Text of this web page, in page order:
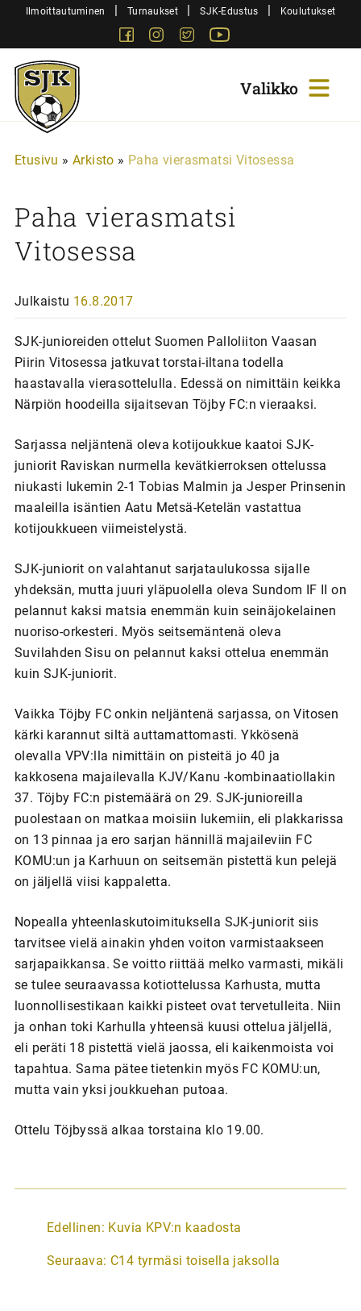
SiirryIlmoittautuminen | Turnaukset | SJK-Edustus | Koulutukset
FacebookInstagram
Twitter
Sjk-
Juniorit
Etusivu » Arkisto » Paha vierasmatsi Vitosessa
Paha vierasmatsi
Vitosessa
Julkaistu 16.8.2017
SJK-junioreiden ottelut Suomen Palloliiton Vaasan
Piirin Vitosessa jatkuvat torstai-iltana todella
haastavalla vierasottelulla. Edessä on nimittäin keikka
Närpiön hoodeilla sijaitsevan Töjby FC:n vieraaksi.
Sarjassa neljäntenä oleva kotijoukkue kaatoi SJK-
juniorit Raviskan nurmella kevätkierroksen ottelussa
niukasti lukemin 2-1 Tobias Malmin ja Jesper Prinsenin
maaleilla isäntien Aatu Metsä-Ketelän vastattua
kotijoukkueen viimeistelystä.
SJK-juniorit on valahtanut sarjataulukossa sijalle
yhdeksän, mutta juuri yläpuolella oleva Sundom IF II on
pelannut kaksi matsia enemmän kuin seinäjokelainen
nuoriso-orkesteri. Myös seitsemäntenä oleva
Suvilahden Sisu on pelannut kaksi ottelua enemmän
kuin SJK-juniorit.
Vaikka Töjby FC onkin neljäntenä sarjassa, on Vitosen
kärki karannut siltä auttamattomasti. Ykkösenä
olevalla VPV:lla nimittäin on pisteitä jo 40 ja
kakkosena majailevalla KJV/Kanu -kombinaatiollakin
37. Töjby FC:n pistemäärä on 29. SJK-junioreilla
puolestaan on matkaa moisiin lukemiin, eli plakkarissa
on 13 pinnaa ja ero sarjan hännillä majaileviin FC
KOMU:un ja Karhuun on seitsemän pistettä kun pelejä
on jäljellä viisi kappaletta.
Nopealla yhteenlaskutoimituksella SJK-juniorit siis
tarvitsee vielä ainakin yhden voiton varmistaakseen
sarjapaikkansa. Se voitto riittää melko varmasti, mikäli
se tulee seuraavassa kotiottelussa Karhusta, mutta
luonnollisestikaan kaikki pisteet ovat tervetulleita. Niin
ja onhan toki Karhulla yhteensä kuusi ottelua jäljellä,
eli peräti 18 pistettä vielä jaossa, eli kaikenmoista voi
tapahtua. Sama pätee tietenkin myös FC KOMU:un,
mutta vain yksi joukkuehan putoaa.
Ottelu Töjbyssä alkaa torstaina klo 19.00.
A
t
Edellinen: Kuvia KPV:n kaadosta
Seuraava: C14 tyrmäsi toisella jaksolla